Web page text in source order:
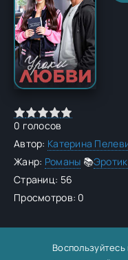
0 голосов
Автор: Катерина
Жанр: Романы 📚
Страниц: 56
Просмотров: 0